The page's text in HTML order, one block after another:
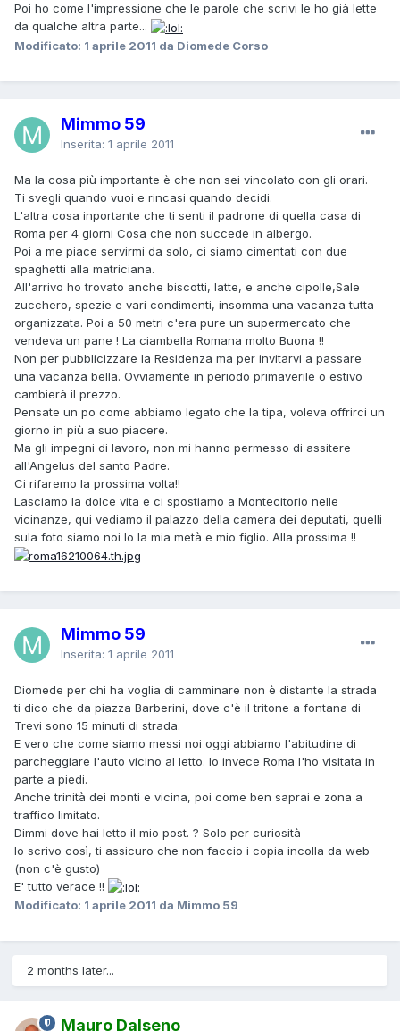
Poi ho come l'impressione che le parole che scrivi le ho già lette
da qualche altra parte...
Modificato: 1 aprile 2011 da Diomede Corso
Mimmo 59
Inserita: 1 aprile 2011
Ma la cosa più importante è che non sei vincolato con gli orari.
Ti svegli quando vuoi e rincasi quando decidi.
L'altra cosa inportante che ti senti il padrone di quella casa di
Roma per 4 giorni Cosa che non succede in albergo.
Poi a me piace servirmi da solo, ci siamo cimentati con due
spaghetti alla matriciana.
All'arrivo ho trovato anche biscotti, latte, e anche cipolle,Sale
zucchero, spezie e vari condimenti, insomma una vacanza tutta
organizzata. Poi a 50 metri c'era pure un supermercato che
vendeva un pane ! La ciambella Romana molto Buona !!
Non per pubblicizzare la Residenza ma per invitarvi a passare
una vacanza bella. Ovviamente in periodo primaverile o estivo
cambierà il prezzo.
Pensate un po come abbiamo legato che la tipa, voleva offrirci un
giorno in più a suo piacere.
Ma gli impegni di lavoro, non mi hanno permesso di assitere
all'Angelus del santo Padre.
Ci rifaremo la prossima volta!!
Lasciamo la dolce vita e ci spostiamo a Montecitorio nelle
vicinanze, qui vediamo il palazzo della camera dei deputati, quelli
sula foto siamo noi Io la mia metà e mio figlio. Alla prossima !!
Mimmo 59
Inserita: 1 aprile 2011
Diomede per chi ha voglia di camminare non è distante la strada
ti dico che da piazza Barberini, dove c'è il tritone a fontana di
Trevi sono 15 minuti di strada.
E vero che come siamo messi noi oggi abbiamo l'abitudine di
parcheggiare l'auto vicino al letto. Io invece Roma l'ho visitata in
parte a piedi.
Anche trinità dei monti e vicina, poi come ben saprai e zona a
traffico limitato.
Dimmi dove hai letto il mio post. ? Solo per curiosità
Io scrivo così, ti assicuro che non faccio i copia incolla da web
(non c'è gusto)
E' tutto verace !!
Modificato: 1 aprile 2011 da Mimmo 59
2 months later...
Mauro Dalseno